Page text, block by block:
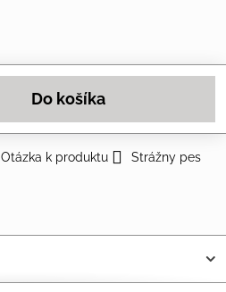
Do košíka
Otázka k produktu
Strážny pes